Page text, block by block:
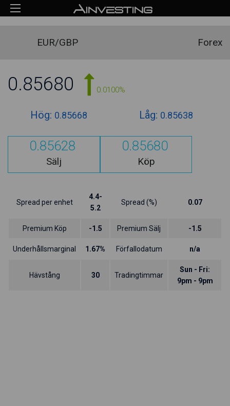
EUR/GBP Forex
0.85680 0.0100%
Hög: 0.85668 Låg: 0.85638
0.85628
Sälj
0.85680
Köp
Spread per enhet
4.4-
5.2
Spread (%) 0.07
Premium Köp -1.5 Premium Sälj -1.5
Underhållsmarginal 1.67% Förfallodatum n/a
Hävstång 30 Tradingtimmar
Sun - Fri:
9pm - 9pm